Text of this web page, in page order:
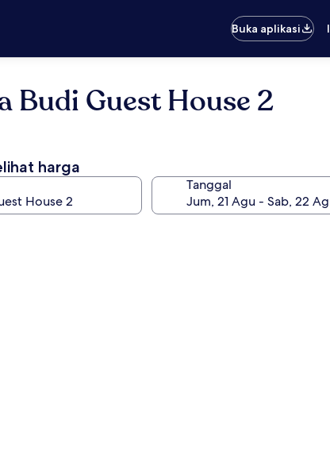
Buka aplikasi
Budi Guest House 2
harga
Tanggal